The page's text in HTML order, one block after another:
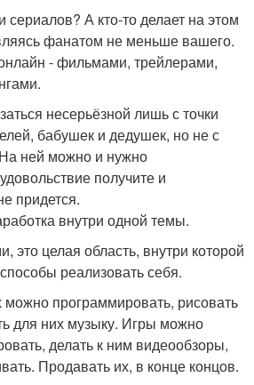
А кто-то делает на этом
фанатом не меньше вашего.
- фильмами, трейлерами,
несерьёзной лишь с точки
бабушек и дедушек, но не с
ней можно и нужно
получите и
придется.
внутри одной темы.
это целая область, внутри которой
реализовать себя.
программировать, рисовать
для них музыку. Игры можно
делать к ним видеообзоры,
Продавать их, в конце концов.